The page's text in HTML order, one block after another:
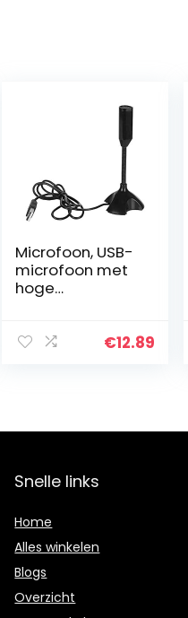
Microfoon, USB-
microfoon met
hoge
hoger
€12.89
Snelle links
Home
Alles winkelen
Blogs
Overzicht